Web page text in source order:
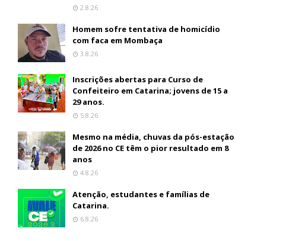
2.8.26
Homem sofre tentativa de homicídio
com faca em Mombaça
3.8.26
Inscrições abertas para Curso de
Confeiteiro em Catarina; jovens de 15 a
29 anos.
5.8.26
Mesmo na média, chuvas da pós-estação
de 2026 no CE têm o pior resultado em 8
anos
4.8.26
Atenção, estudantes e famílias de
Catarina.
6.8.26